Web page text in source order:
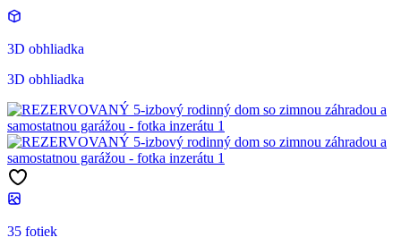
3D obhliadka
3D obhliadka
35 fotiek